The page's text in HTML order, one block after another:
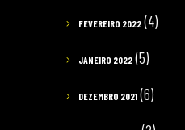
FEVEREIRO 2022 (4)
JANEIRO 2022 (5)
DEZEMBRO 2021 (6)